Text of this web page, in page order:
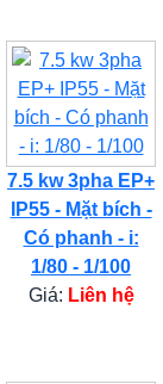
7.5 kw 3pha EP+
IP55 - Mặt bích -
Có phanh - i:
1/80 - 1/100
Giá: Liên hệ